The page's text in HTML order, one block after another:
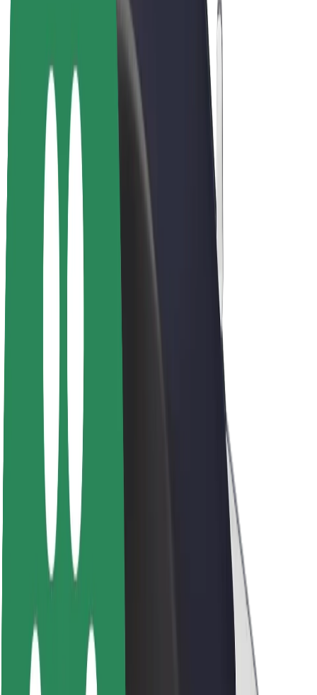
Bolt for Business
Bolt Plus
Tjen penge med Bolt
Chauffører
Chaufførindtjening
Leveringspersoner
Kurerindtjening
Flåder
Project Zero
Nyhedsrum
Retningslinjer for brand
Mission
Investorrelationer
Ledelse
Brand
Urban Fund
Passagersikkerhed